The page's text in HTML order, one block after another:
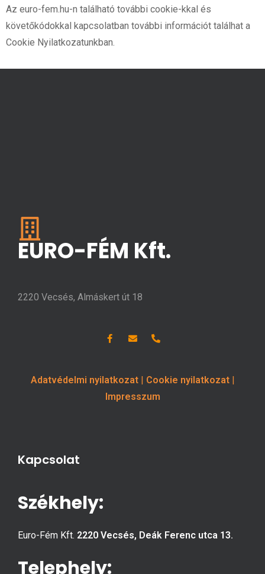
Az euro-fem.hu-n található további cookie-kkal és
követőkódokkal kapcsolatban további információt találhat a
Cookie Nyilatkozatunkban.
EURO-FÉM Kft.
2220 Vecsés, Almáskert út 18
Adatvédelmi nyilatkozat| Cookie nyilatkozat|
Impresszum
Kapcsolat
Székhely:
Euro-Fém Kft. 2220 Vecsés, Deák Ferenc utca 13.
Telephely: